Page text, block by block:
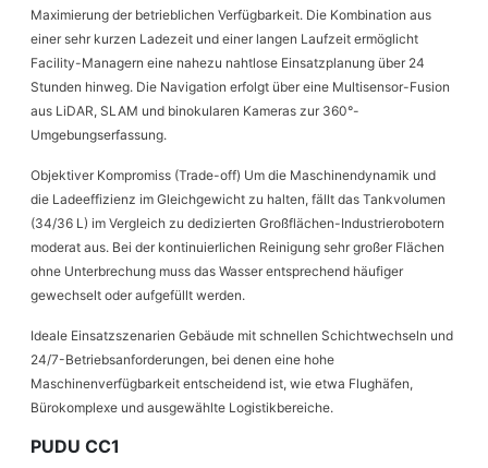
Maximierung der betrieblichen Verfügbarkeit. Die Kombination aus
einer sehr kurzen Ladezeit und einer langen Laufzeit ermöglicht
Facility-Managern eine nahezu nahtlose Einsatzplanung über 24
Stunden hinweg. Die Navigation erfolgt über eine Multisensor-Fusion
aus LiDAR, SLAM und binokularen Kameras zur 360°-
Umgebungserfassung.
Objektiver Kompromiss (Trade-off) Um die Maschinendynamik und
die Ladeeffizienz im Gleichgewicht zu halten, fällt das Tankvolumen
(34/36 L) im Vergleich zu dedizierten Großflächen-Industrierobotern
moderat aus. Bei der kontinuierlichen Reinigung sehr großer Flächen
ohne Unterbrechung muss das Wasser entsprechend häufiger
gewechselt oder aufgefüllt werden.
Ideale Einsatzszenarien Gebäude mit schnellen Schichtwechseln und
24/7-Betriebsanforderungen, bei denen eine hohe
Maschinenverfügbarkeit entscheidend ist, wie etwa Flughäfen,
Bürokomplexe und ausgewählte Logistikbereiche.
PUDU CC1